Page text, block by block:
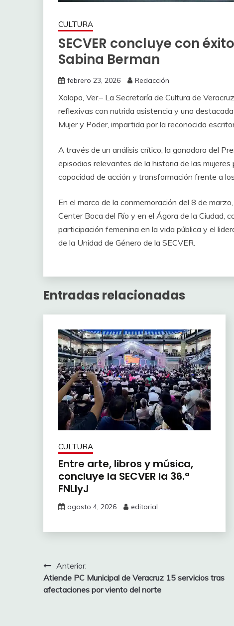
CULTURA
SECVER concluye con
Sabina Berman
febrero 23, 2026 Redacción
Xalapa, Ver.– La Secretaría de Cultura de
reflexivas con nutrida asistencia y una
Mujer y Poder, impartida por la reconocida
A través de un análisis crítico, la ganadora del
episodios relevantes de la historia de las
capacidad de acción y transformación frente a
En el marco de la conmemoración del 8 de
Center Boca del Río y en el Ágora de la Ciudad,
participación femenina en la vida pública y el
de la Unidad de Género de la SECVER.
Entradas relacionadas
CULTURA
Entre arte, libros y música,
concluye la SECVER la 36.ª
FNLIyJ
agosto 4, 2026 editorial
Navegación
de
Anterior:
Atiende PC Municipal de Veracruz 15 servicios tras
afectaciones por viento del norte